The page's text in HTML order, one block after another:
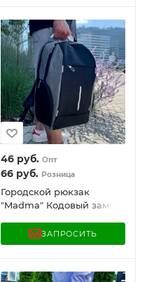
46руб. Опт
66руб. Розница
Городской рюкзак
"Madma" Кодовый замок
до 17" / USB порт
ЗАПРОСИТЬ